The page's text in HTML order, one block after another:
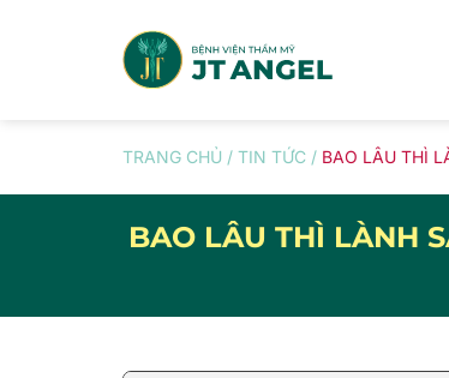
TRANG CHỦ / TIN TỨC / BAO LÂU THÌ
BAO LÂU THÌ LÀNH